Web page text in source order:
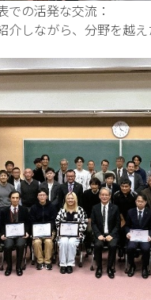
での活発な交流：
介しながら、分野を越